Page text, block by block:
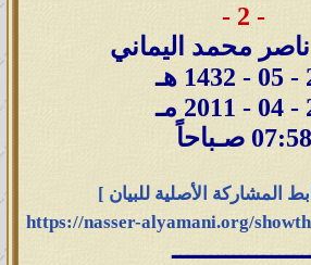
- 2 -
ناصر محمد اليماني
07:58 صـباحاً
المشاركة الأصلية للبيان ]
https://nasser-alyamani.org/